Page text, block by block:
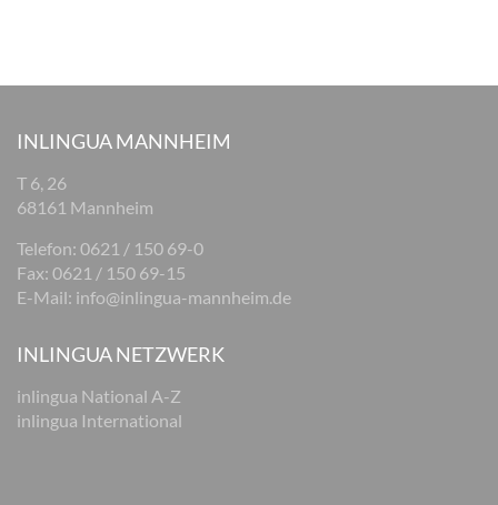
INLINGUA MANNHEIM
T 6, 26
68161 Mannheim
Telefon: 0621 / 150 69-0
Fax: 0621 / 150 69-15
E-Mail: info@inlingua-mannheim.de
INLINGUA NETZWERK
inlingua National A-Z
inlingua International